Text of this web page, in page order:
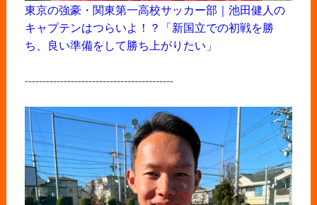
東京の強豪・関東第一高校サッカー部｜池田健人の
キャプテンはつらいよ！？「新国立での初戦を勝
ち、良い準備をして勝ち上がりたい」
------------------------------------------